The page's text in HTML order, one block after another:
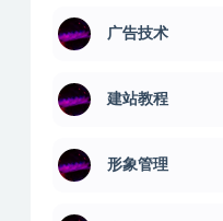
广告技术
建站教程
形象管理